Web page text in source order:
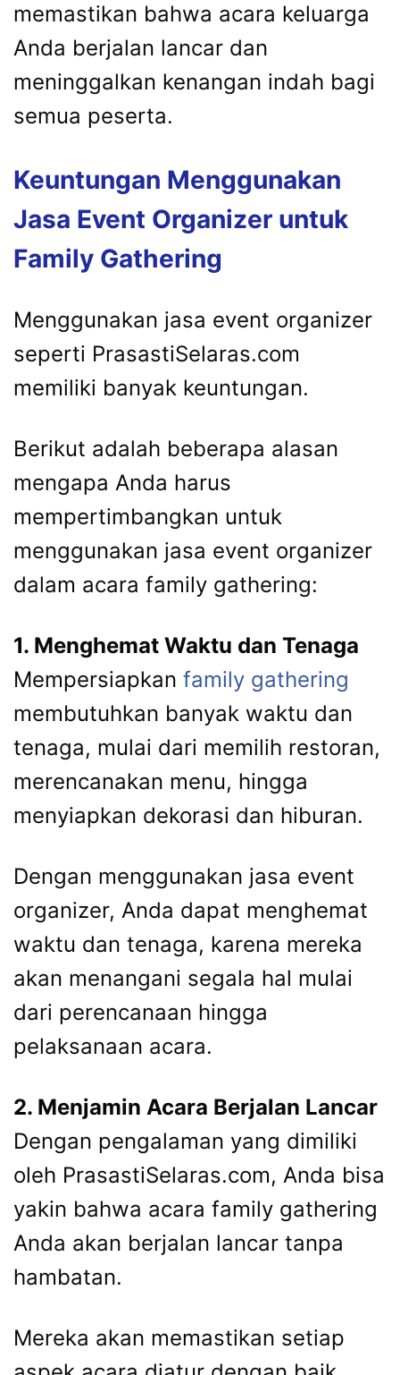
memastikan bahwa acara keluarga
Anda berjalan lancar dan
meninggalkan kenangan indah bagi
semua peserta.
Keuntungan Menggunakan
Jasa Event Organizer untuk
Family Gathering
Menggunakan jasa event organizer
seperti PrasastiSelaras.com
memiliki banyak keuntungan.
Berikut adalah beberapa alasan
mengapa Anda harus
mempertimbangkan untuk
menggunakan jasa event organizer
dalam acara family gathering:
1. Menghemat Waktu dan Tenaga
Mempersiapkan family gathering
membutuhkan banyak waktu dan
tenaga, mulai dari memilih restoran,
merencanakan menu, hingga
menyiapkan dekorasi dan hiburan.
Dengan menggunakan jasa event
organizer, Anda dapat menghemat
waktu dan tenaga, karena mereka
akan menangani segala hal mulai
dari perencanaan hingga
pelaksanaan acara.
2. Menjamin Acara Berjalan Lancar
Dengan pengalaman yang dimiliki
oleh PrasastiSelaras.com, Anda bisa
yakin bahwa acara family gathering
Anda akan berjalan lancar tanpa
hambatan.
Mereka akan memastikan setiap